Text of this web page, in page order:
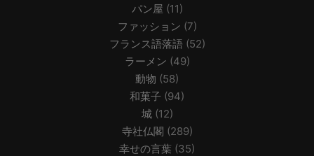
パン屋 (11)
ファッション (7)
フランス語落語 (52)
ラーメン (49)
動物 (58)
和菓子 (94)
城(12)
寺社仏閣 (289)
幸せの言葉 (35)